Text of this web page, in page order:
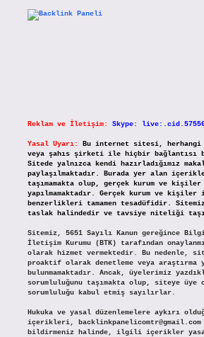
Reklam ve İletişim: Skype:
Yasal Uyarı:
Bu internet sitesi, herhangi
veya şahıs şirketi ile hiçbir bağlantısı
Sitede yalnızca kendi hazırladığımız
paylaşılmaktadır. Burada yer alan
taşımamakta olup, gerçek kurum ve kişiler
yapılmamaktadır. Gerçek kurum ve
benzerlikleri tamamen tesadüfidir.
taslak halindedir ve tavsiye niteliği
Sitemiz, 5651 Sayılı Kanun gereğince
İletişim Kurumu (BTK) tarafından
olarak hizmet vermektedir. Bu nedenle,
proaktif olarak denetleme veya araştırma
bulunmamaktadır. Ancak, üyelerimiz
sorumluluğunu taşımakta olup, siteye üye
sorumluluğu kabul etmiş sayılırlar.
Hukuka ve yasal düzenlemelere aykırı
içerikleri,
backlinkpanelicomtr@gmail.com
bildirmeniz halinde, ilgili içerikler